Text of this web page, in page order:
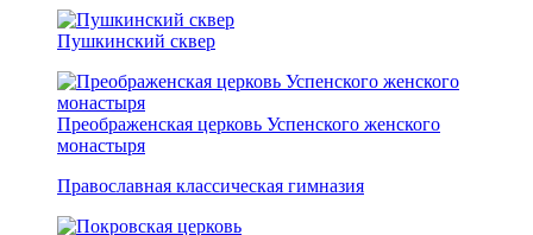
Пушкинский сквер
Преображенская церковь Успенского женского
монастыря
Православная классическая гимназия